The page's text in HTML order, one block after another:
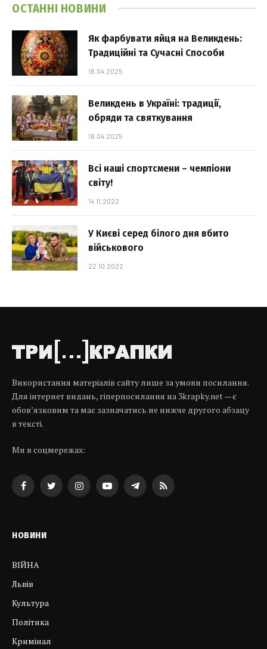
ОСТАННІ НОВИНИ
Як фарбувати яйця на Великдень:
Традиційні та Сучасні Способи
18.04.2025
Великдень в Україні: традиції,
обряди та святкування
18.04.2025
Всі наші спортсмени – чемпіони
світу!
14.11.2022
У Києві серед білого дня вбито
військового
22.10.2022
Використання матеріалів сайту лише за умови посилання.
Для інтернет видань, гіперпосилання на 3krapky.net — є
обов’язковим та має зазначатись не нижче другого абзацу
в тексті.
Ми в соцмережах:
FacebookTwitterInstagramYouTubeTelegramRSS
НОВИНИ
ВІЙНА
Львів
Культура
Політика
Кримінал